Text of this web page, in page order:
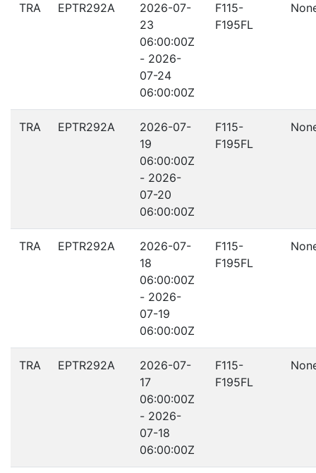
TRA EPTR292A
2026-07-
23
06:00:00Z
- 2026-
07-24
06:00:00Z
F115-
F195FL
TRA EPTR292A
2026-07-
19
06:00:00Z
- 2026-
07-20
06:00:00Z
F115-
F195FL
TRA EPTR292A
2026-07-
18
06:00:00Z
- 2026-
07-19
06:00:00Z
F115-
F195FL
TRA EPTR292A
2026-07-
17
06:00:00Z
- 2026-
07-18
06:00:00Z
F115-
F195FL